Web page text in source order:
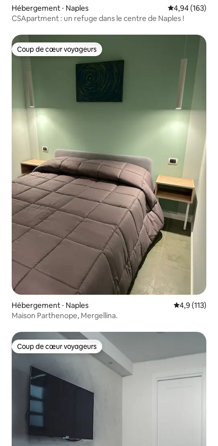
Hébergement ⋅ Naples Évaluation
4,94 (163)
CSApartment : un refuge dans le centre de Naples !
Coup de cœur voyageurs
Coup de cœur voyageurs
Hébergement ⋅ Naples Évaluation
4,9 (113)
Maison Parthenope, Mergellina.
Coup de cœur voyageurs
Coup de cœur voyageurs